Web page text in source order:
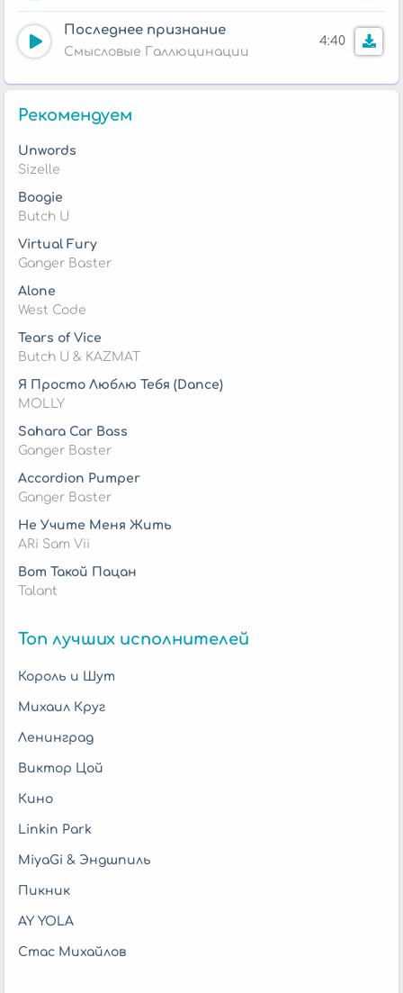
Последнее признание
Смысловые Галлюцинации
4:40
Рекомендуем
Unwords
Sizelle
Boogie
Butch U
Virtual Fury
Ganger Baster
Alone
West Code
Tears of Vice
Butch U & KAZMAT
Я Просто Люблю Тебя (Dance)
MOLLY
Sahara Car Bass
Ganger Baster
Accordion Pumper
Ganger Baster
Не Учите Меня Жить
ARi Sam Vii
Вот Такой Пацан
Talant
Топ лучших исполнителей
Король и Шут
Михаил Круг
Ленинград
Виктор Цой
Кино
Linkin Park
MiyaGi & Эндшпиль
Пикник
AY YOLA
Стас Михайлов